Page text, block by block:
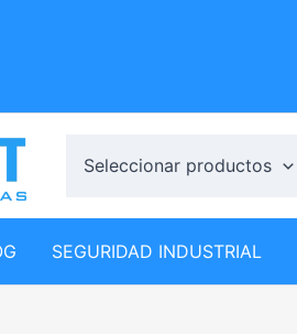
Seleccionar productos
SEGURIDAD INDUSTRIAL